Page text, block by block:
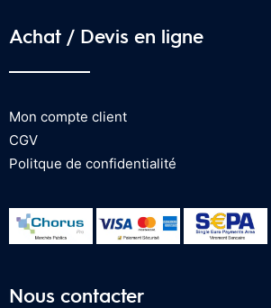
Achat / Devis en ligne
Mon compte client
CGV
Politque de confidentialité
Nous contacter